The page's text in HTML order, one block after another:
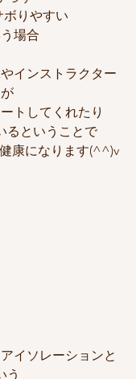
ボりやすい
場合
インストラクター
が
トしてくれたり
るということで
康になります(^^)v
イソレーションと
う